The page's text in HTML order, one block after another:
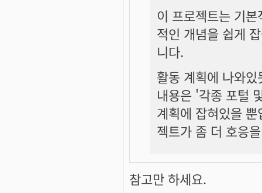
이 프로젝트는 기
적인 개념을 쉽게
니다.
활동 계획에 나와
내용은 '각종 포털
계획에 잡혀있을
젝트가 좀 더 호응
참고만 하세요.